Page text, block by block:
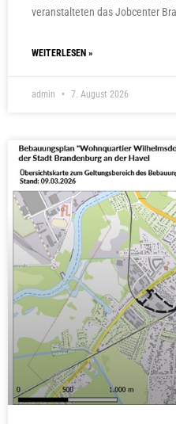
veranstalteten das Jobcenter
WEITERLESEN »
admin 7. August 2026